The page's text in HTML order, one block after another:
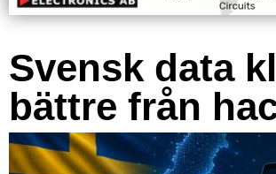
Svensk data
bättre från